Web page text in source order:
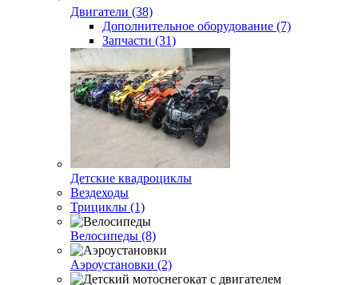
Двигатели (38)
Дополнительное оборудование (7)
Запчасти (31)
Детские квадроциклы
Вездеходы
Трициклы (1)
Велосипеды (8)
Аэроустановки (2)